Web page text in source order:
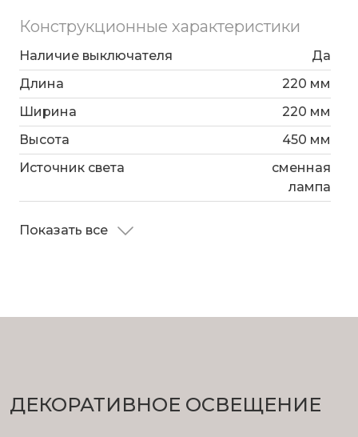
Конструкционные характеристики
Наличие выключателя
Да
Длина
220 мм
Ширина
220 мм
Высота
450 мм
Источник света
сменная
лампа
Показать все
ДЕКОРАТИВНОЕ ОСВЕЩЕНИЕ